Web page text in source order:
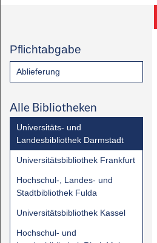
Pflichtabgabe
Ablieferung
Alle Bibliotheken
Universitäts- und
Landesbibliothek Darmstadt
Universitätsbibliothek Frankfurt
Hochschul-, Landes- und
Stadtbibliothek Fulda
Universitätsbibliothek Kassel
Hochschul- und